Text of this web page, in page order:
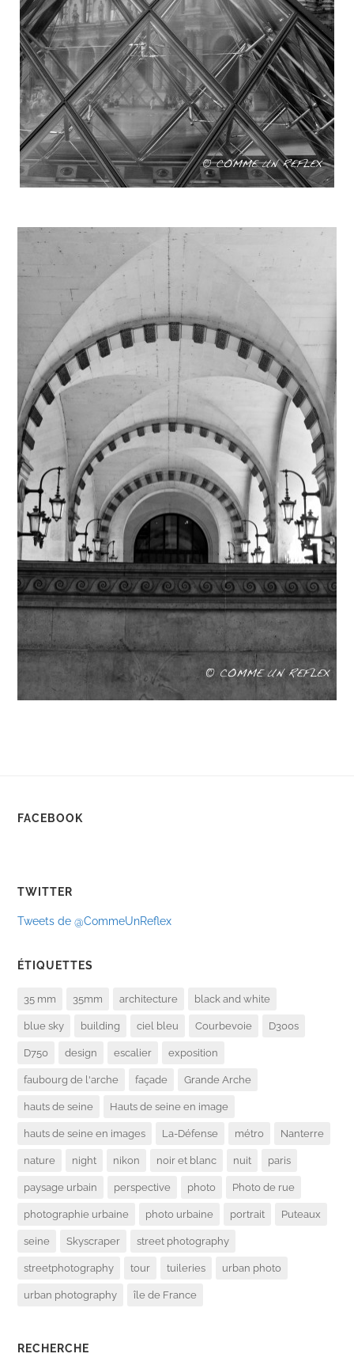
FACEBOOK
TWITTER
Tweets de @CommeUnReflex
ÉTIQUETTES
35 mm 35mm architecture black and white
blue sky building ciel bleu Courbevoie D300s
D750 design escalier exposition
faubourg de l'arche façade Grande Arche
hauts de seine Hauts de seine en image
hauts de seine en images La-Défense métro Nanterre
nature night nikon noir et blanc nuit paris
paysage urbain perspective photo Photo de rue
photographie urbaine photo urbaine portrait Puteaux
seine Skyscraper street photography
streetphotography tour tuileries urban photo
urban photography île de France
RECHERCHE